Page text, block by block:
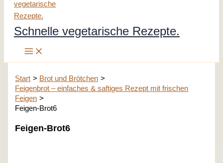
Inhalt
springen
Schnelle vegetarische Rezepte.
Start
Brot und Brötchen
Feigenbrot – einfaches & saftiges Rezept mit frischen
Feigen
Feigen-Brot6
Feigen-Brot6